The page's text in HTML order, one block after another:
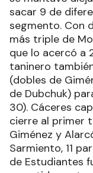
sacar 9 de
segmento. Con
más triple de
que lo acercó a
taninero
(dobles de
de Dubchuk)
30). Cáceres
cierre al primer
Giménez y
Sarmiento, 11
de Estudiantes